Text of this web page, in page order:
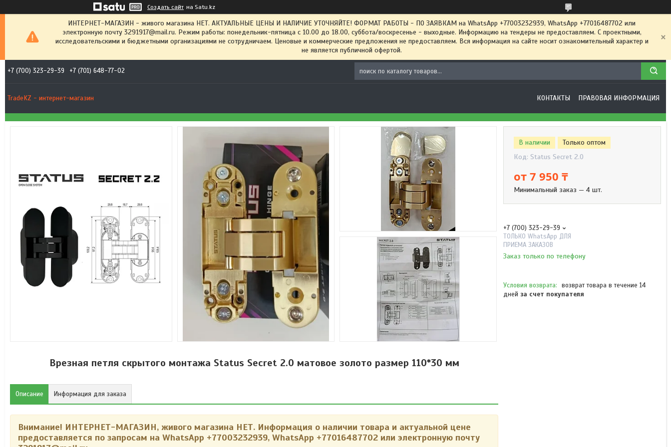
Создать сайт на Satu.kz
ИНТЕРНЕТ-МАГАЗИН - живого магазина НЕТ. АКТУАЛЬНЫЕ ЦЕНЫ И НАЛИЧИЕ УТОЧНЯЙТЕ! ФОРМАТ РАБОТЫ - ПО ЗАЯВКАМ на WhatsApp +77003232939, WhatsApp +77016487702 или
электронную почту 3291917@mail.ru. Режим работы: понедельник-пятница с 10.00 до 18.00, суббота/воскресенье - выходные. Информацию на тендеры не предоставляем. С проектными,
исследовательскими и бюджетными организациями не сотрудничаем. Ценовые и коммерческие предложения не предоставляем. Вся информация на сайте носит ознакомительный характер и
не является публичной офертой.
+7 (700) 323-29-39 +7 (701) 648-77-02
TradeKZ - интернет-магазин КОНТАКТЫ ПРАВОВАЯ ИНФОРМАЦИЯ
Врезная петля скрытого монтажа Status Secret 2.0 матовое золото размер 110*30 мм
Описание Информация для заказа
Внимание! ИНТЕРНЕТ-МАГАЗИН, живого магазина НЕТ. Информация о наличии товара и актуальной цене
предоставляется по запросам на WhatsApp +77003232939, WhatsApp +77016487702 или электронную почту
В наличии
Только оптом
Код: Status Secret 2.0
от 7 950 ₸
Минимальный заказ — 4 шт.
+7 (700) 323-29-39
ТОЛЬКО WhatsApp ДЛЯ
ПРИЕМА ЗАКАЗОВ
Заказ только по телефону
возврат товара в течение 14
дней за счет покупателя